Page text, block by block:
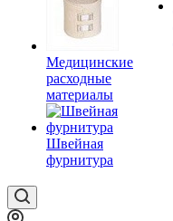
Медицинские
расходные
материалы
Швейная
фурнитура